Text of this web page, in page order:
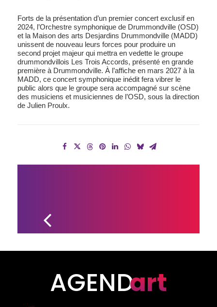
Forts de la présentation d’un premier concert exclusif en
2024, l’Orchestre symphonique de Drummondville (OSD)
et la Maison des arts Desjardins Drummondville (MADD)
unissent de nouveau leurs forces pour produire un
second projet majeur qui mettra en vedette le groupe
drummondvillois Les Trois Accords, présenté en grande
première à Drummondville. À l’affiche en mars 2027 à la
MADD, ce concert symphonique inédit fera vibrer le
public alors que le groupe sera accompagné sur scène
des musiciens et musiciennes de l’OSD, sous la direction
de Julien Proulx.
AGENDart